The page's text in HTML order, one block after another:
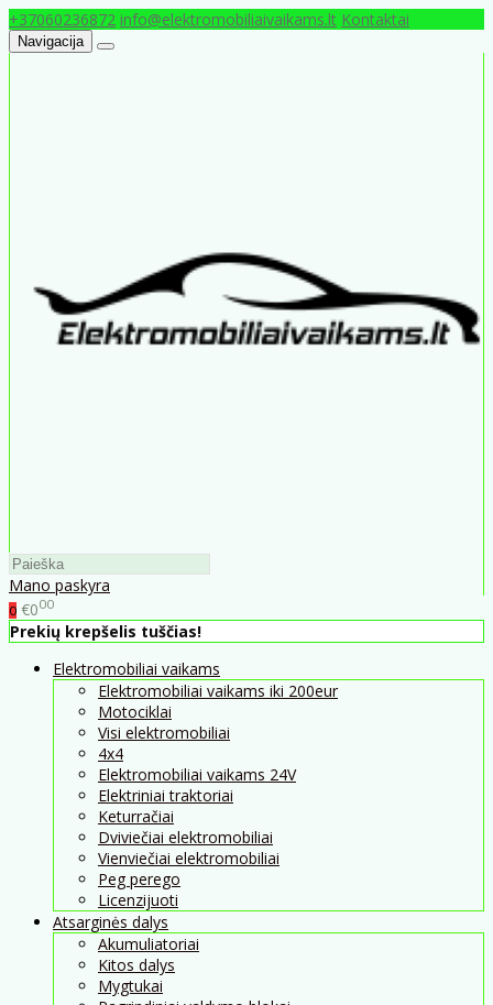
+37060236872 info@elektromobiliaivaikams.lt Kontaktai
Navigacija
Mano paskyra
0 €000
Prekių krepšelis tuščias!
Elektromobiliai vaikams
Elektromobiliai vaikams iki 200eur
Motociklai
Visi elektromobiliai
4x4
Elektromobiliai vaikams 24V
Elektriniai traktoriai
Keturračiai
Dviviečiai elektromobiliai
Vienviečiai elektromobiliai
Peg perego
Licenzijuoti
Atsarginės dalys
Akumuliatoriai
Kitos dalys
Mygtukai